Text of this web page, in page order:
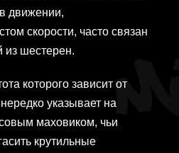
движении,
скорости, часто связан
из шестерен.
которого зависит от
указывает на
маховиком, чьи
крутильные